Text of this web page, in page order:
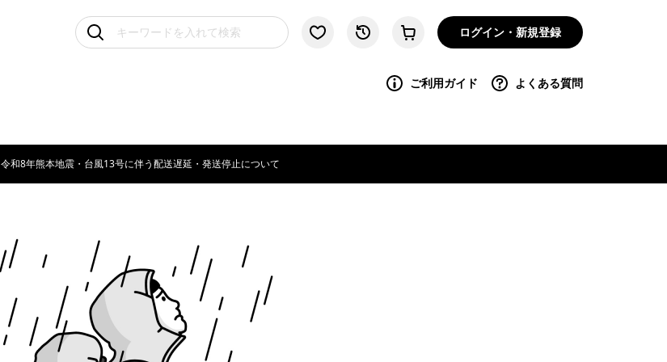
ログイン・新規登録
ご利用ガイド よくある質問
令和8年熊本地震・台風13号に伴う配送遅延・発送停止について